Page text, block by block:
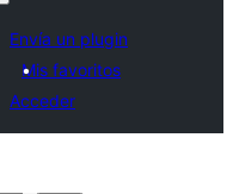
Envía un plugin
Mis favoritos
Acceder